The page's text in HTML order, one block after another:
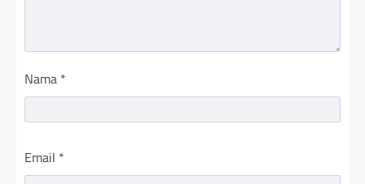
Nama *
Email *